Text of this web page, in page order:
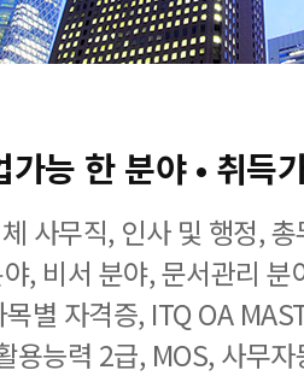
가능 한 분야 • 취득
사무직, 인사 및 행정,
, 비서 분야, 문서관리
별 자격증, ITQ OA
용능력 2급, MOS, 사무